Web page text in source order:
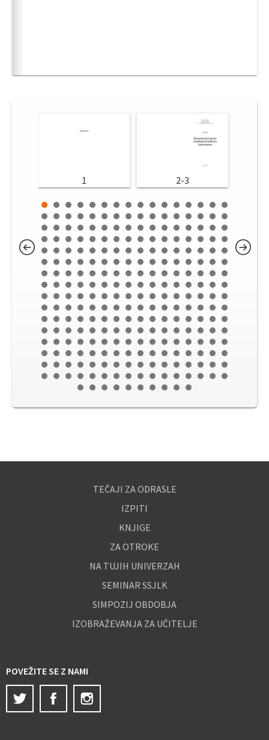
1 2-3
TEČAJI ZA ODRASLE
IZPITI
KNJIGE
ZA OTROKE
NA TUJIH UNIVERZAH
SEMINAR SSJLK
SIMPOZIJ OBDOBJA
IZOBRAŽEVANJA ZA UČITELJE
POVEŽITE SE Z NAMI
Twitter
Facebook